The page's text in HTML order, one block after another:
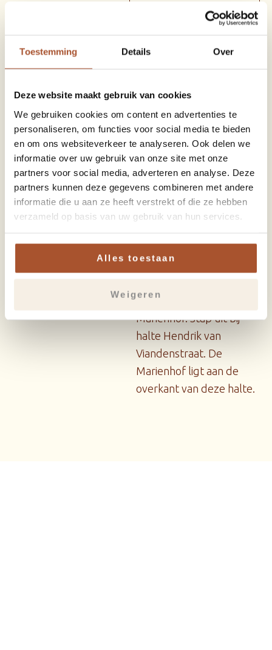
Toestemming Details Over
Deze website maakt gebruik van cookies
We gebruiken cookies om content en advertenties te
personaliseren, om functies voor social media te bieden
en om ons websiteverkeer te analyseren. Ook delen we
informatie over uw gebruik van onze site met onze
partners voor social media, adverteren en analyse. Deze
partners kunnen deze gegevens combineren met andere
informatie die u aan ze heeft verstrekt of die ze hebben
verzameld op basis van uw gebruik van hun services.
Alles toestaan
Weigeren
Parkeren en ov
Kom je met de auto?
Parkeer dan in
Parkeergarage
Koestraat. Deze ligt op
ongeveer 100 meter
lopen.
Vanaf Amersfoort:
Centraal rijden er
stadsbussen langs de
Mariënhof. Stap uit bij
halte Hendrik van
Viandenstraat. De
Marienhof ligt aan de
overkant van deze halte.